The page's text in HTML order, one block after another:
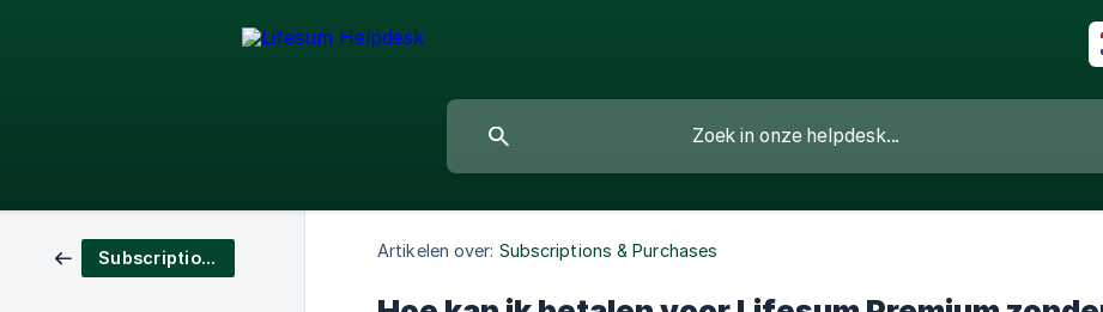
Subscriptions & Purchases Artikelen over: Subscriptions & Purchases